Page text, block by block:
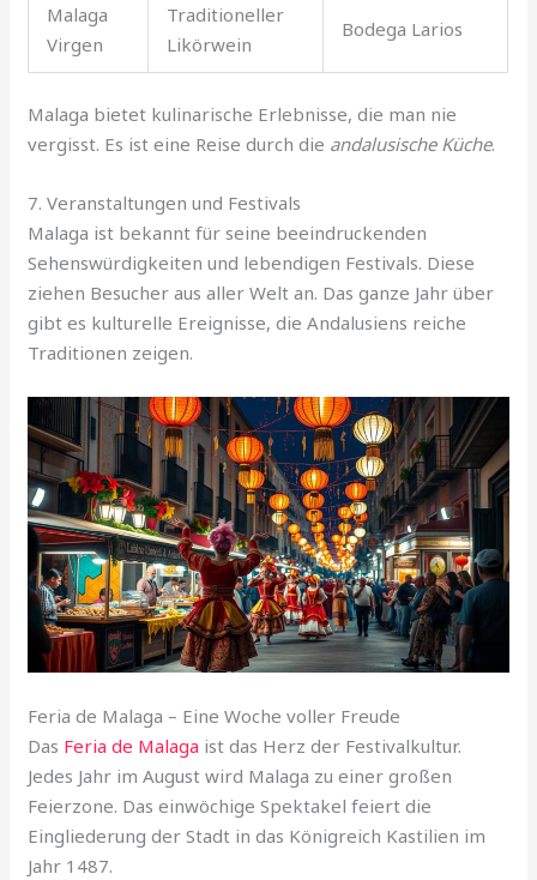
Malaga
Virgen
Traditioneller
Likörwein
Bodega Larios
Malaga bietet kulinarische Erlebnisse, die man nie
vergisst. Es ist eine Reise durch die andalusische Küche.
7. Veranstaltungen und Festivals
Malaga ist bekannt für seine beeindruckenden
Sehenswürdigkeiten und lebendigen Festivals. Diese
ziehen Besucher aus aller Welt an. Das ganze Jahr über
gibt es kulturelle Ereignisse, die Andalusiens reiche
Traditionen zeigen.
Feria de Malaga – Eine Woche voller Freude
Das Feria de Malaga ist das Herz der Festivalkultur.
Jedes Jahr im August wird Malaga zu einer großen
Feierzone. Das einwöchige Spektakel feiert die
Eingliederung der Stadt in das Königreich Kastilien im
Jahr 1487.